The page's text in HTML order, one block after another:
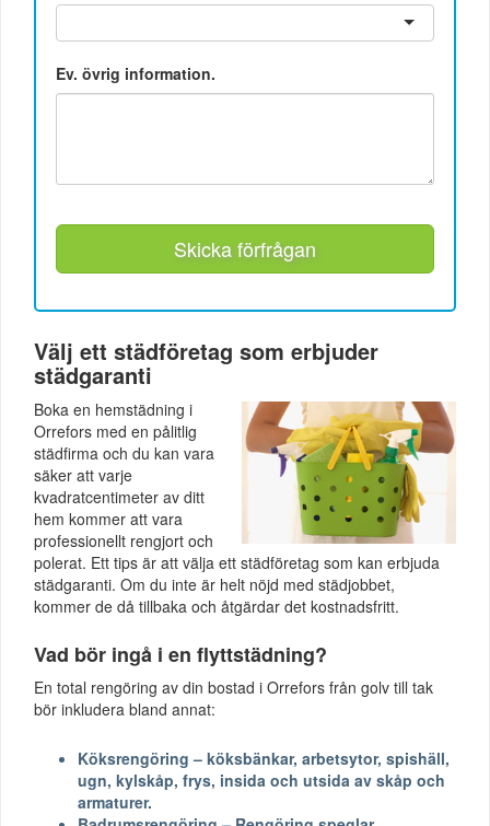
Ev. övrig information.
Skicka förfrågan
Välj ett städföretag som erbjuder
städgaranti
Boka en hemstädning i
Orrefors med en pålitlig
städfirma och du kan vara
säker att varje
kvadratcentimeter av ditt
hem kommer att vara
professionellt rengjort och
polerat. Ett tips är att välja ett städföretag som kan erbjuda
städgaranti. Om du inte är helt nöjd med städjobbet,
kommer de då tillbaka och åtgärdar det kostnadsfritt.
Vad bör ingå i en flyttstädning?
En total rengöring av din bostad i Orrefors från golv till tak
bör inkludera bland annat:
Köksrengöring – köksbänkar, arbetsytor, spishäll,
ugn, kylskåp, frys, insida och utsida av skåp och
armaturer.